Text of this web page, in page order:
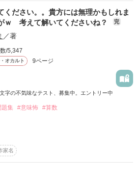
作品を読む
た。
ください。。貴方には無理かもしれま
ｗ 考えて解いてくださいね？
完
／著
/5,347
オカルト 9ページ
字の不気味なテスト、募集中。エントリー中
題集 #意味怖 #算数
題を怖いと思うでしょうか
家名